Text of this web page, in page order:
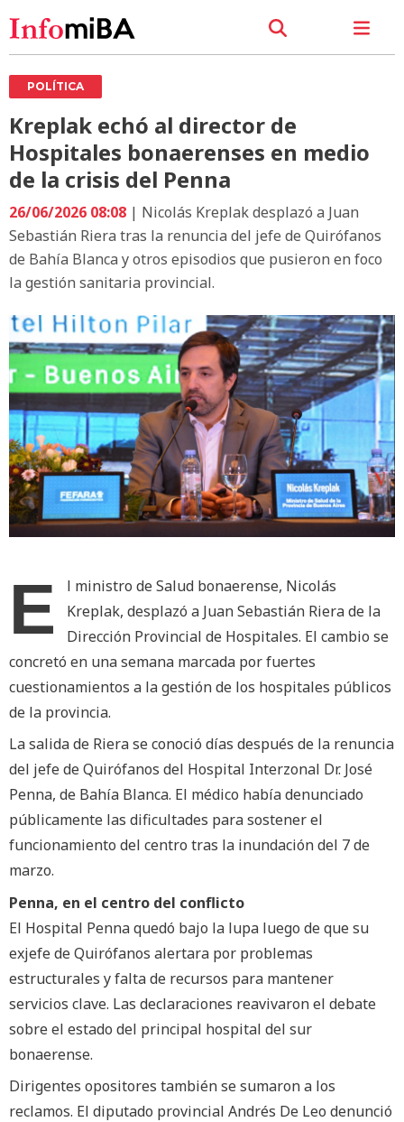
POLÍTICA
Kreplak echó al director de
Hospitales bonaerenses en medio
de la crisis del Penna
26/06/2026 08:08 | Nicolás Kreplak desplazó a Juan
Sebastián Riera tras la renuncia del jefe de Quirófanos
de Bahía Blanca y otros episodios que pusieron en foco
la gestión sanitaria provincial.
E
l ministro de Salud bonaerense, Nicolás
Kreplak, desplazó a Juan Sebastián Riera de la
Dirección Provincial de Hospitales. El cambio se
concretó en una semana marcada por fuertes
cuestionamientos a la gestión de los hospitales públicos
de la provincia.
La salida de Riera se conoció días después de la renuncia
del jefe de Quirófanos del Hospital Interzonal Dr. José
Penna, de Bahía Blanca. El médico había denunciado
públicamente las dificultades para sostener el
funcionamiento del centro tras la inundación del 7 de
marzo.
Penna, en el centro del conflicto
El Hospital Penna quedó bajo la lupa luego de que su
exjefe de Quirófanos alertara por problemas
estructurales y falta de recursos para mantener
servicios clave. Las declaraciones reavivaron el debate
sobre el estado del principal hospital del sur
bonaerense.
Dirigentes opositores también se sumaron a los
reclamos. El diputado provincial Andrés De Leo denunció